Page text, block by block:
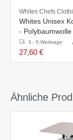
Whites Chefs
Whites Unisex
- Polybaumwolle
Größen
3 - 5 Werktage
27,60 €
Ähnliche